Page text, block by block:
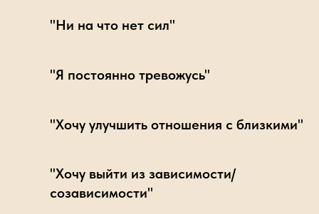
"Ни на что нет сил"
"Я постоянно тревожусь"
"Хочу улучшить отношения с близкими"
"Хочу выйти из зависимости/
созависимости"